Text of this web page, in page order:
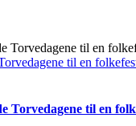
til en
Torvedagene til en